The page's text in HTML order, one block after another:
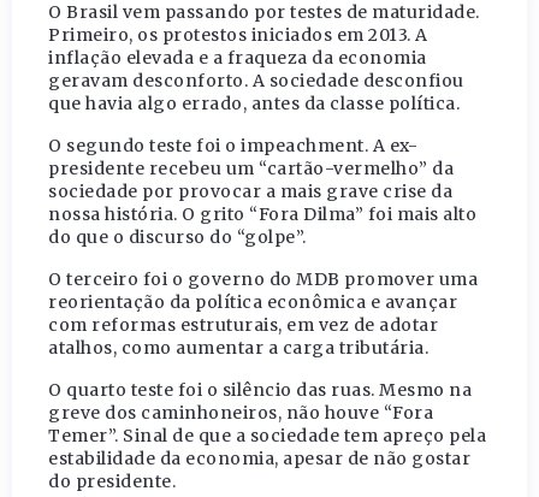
O Brasil vem passando por testes de maturidade.
Primeiro, os protestos iniciados em 2013. A
inflação elevada e a fraqueza da economia
geravam desconforto. A sociedade desconfiou
que havia algo errado, antes da classe política.
O segundo teste foi o impeachment. A ex-
presidente recebeu um “cartão-vermelho” da
sociedade por provocar a mais grave crise da
nossa história. O grito “Fora Dilma” foi mais alto
do que o discurso do “golpe”.
O terceiro foi o governo do MDB promover uma
reorientação da política econômica e avançar
com reformas estruturais, em vez de adotar
atalhos, como aumentar a carga tributária.
O quarto teste foi o silêncio das ruas. Mesmo na
greve dos caminhoneiros, não houve “Fora
Temer”. Sinal de que a sociedade tem apreço pela
estabilidade da economia, apesar de não gostar
do presidente.